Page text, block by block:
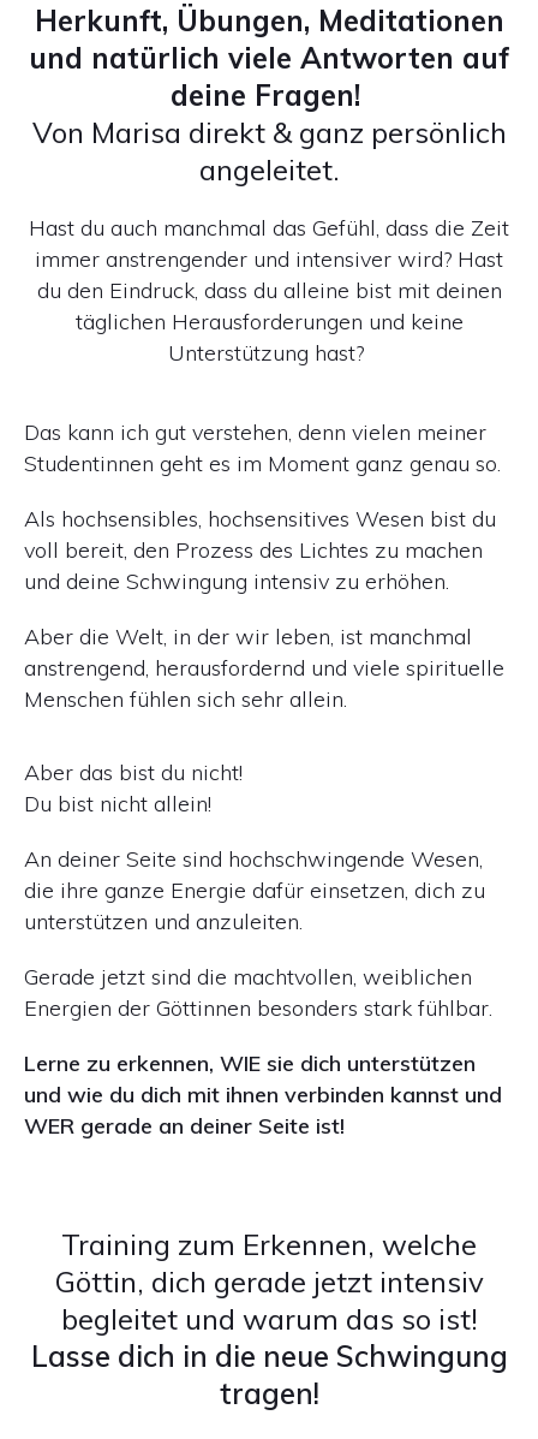
Herkunft, Übungen, Meditationen
und natürlich viele Antworten auf
deine Fragen!
Von Marisa direkt & ganz persönlich
angeleitet.
Hast du auch manchmal das Gefühl, dass die Zeit
immer anstrengender und intensiver wird? Hast
du den Eindruck, dass du alleine bist mit deinen
täglichen Herausforderungen und keine
Unterstützung hast?
Das kann ich gut verstehen, denn vielen meiner
Studentinnen geht es im Moment ganz genau so.
Als hochsensibles, hochsensitives Wesen bist du
voll bereit, den Prozess des Lichtes zu machen
und deine Schwingung intensiv zu erhöhen.
Aber die Welt, in der wir leben, ist manchmal
anstrengend, herausfordernd und viele spirituelle
Menschen fühlen sich sehr allein.
Aber das bist du nicht!
Du bist nicht allein!
An deiner Seite sind hochschwingende Wesen,
die ihre ganze Energie dafür einsetzen, dich zu
unterstützen und anzuleiten.
Gerade jetzt sind die machtvollen, weiblichen
Energien der Göttinnen besonders stark fühlbar.
Lerne zu erkennen, WIE sie dich unterstützen
und wie du dich mit ihnen verbinden kannst und
WER gerade an deiner Seite ist!
Training zum Erkennen, welche
Göttin, dich gerade jetzt intensiv
begleitet und warum das so ist!
Lasse dich in die neue Schwingung
tragen!